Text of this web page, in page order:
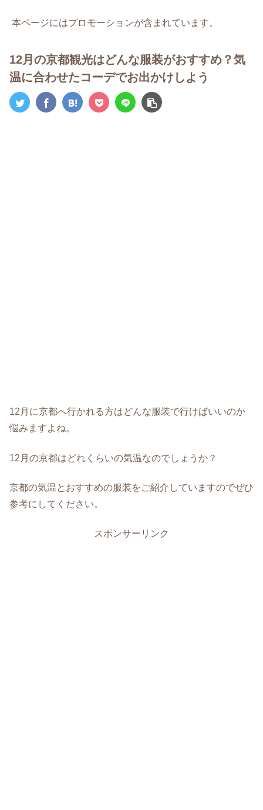
本ページにはプロモーションが含まれています。
12月の京都観光はどんな服装がおすすめ？気
温に合わせたコーデでお出かけしよう
12月に京都へ行かれる方はどんな服装で行けばいいのか
悩みますよね。
12月の京都はどれくらいの気温なのでしょうか？
京都の気温とおすすめの服装をご紹介していますのでぜひ
参考にしてください。
スポンサーリンク